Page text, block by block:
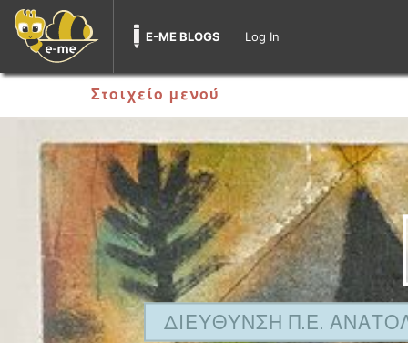
E-ME BLOGS Log In
Στοιχείο μενού
ΔΙΕΥΘΥΝΣΗ Π.Ε.